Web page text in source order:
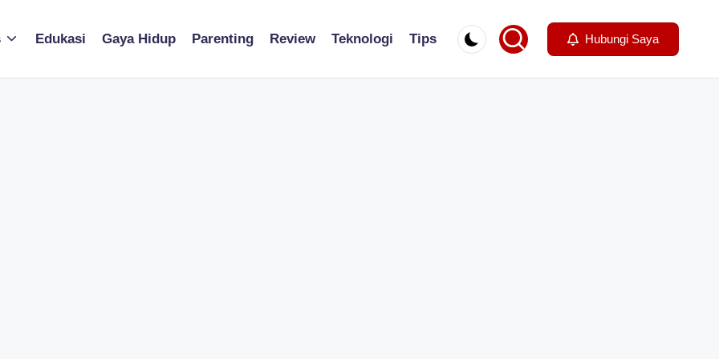
Edukasi Gaya Hidup Parenting Review Teknologi Tips Hubungi Saya